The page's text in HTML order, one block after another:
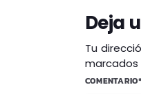
Deja
Tu
COMENTARIO*